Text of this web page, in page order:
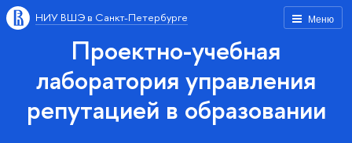
Меню
НИУ ВШЭ в Санкт-Петербурге
Проектно-учебная
лаборатория управления
репутацией в образовании